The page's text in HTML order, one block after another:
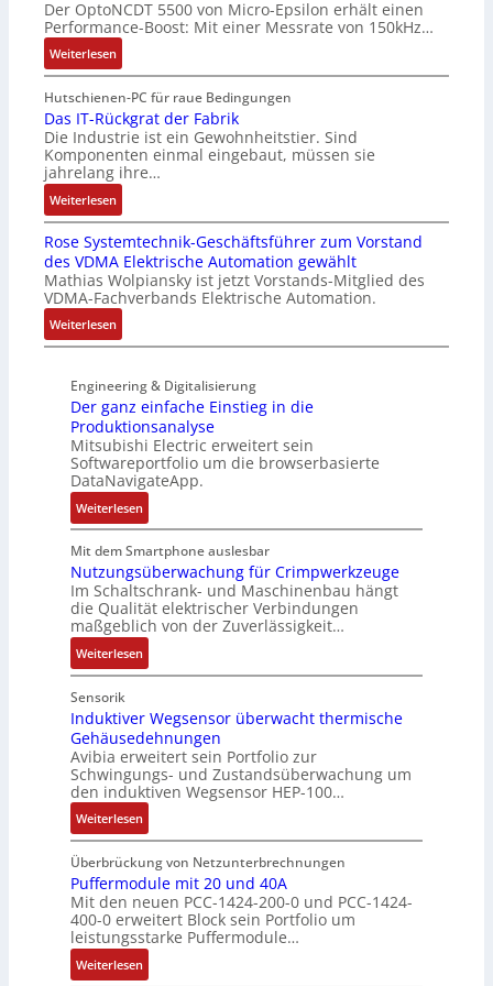
n
e
n
A
r
b
e
i
t
s
k
r
ä
f
t
e
e
s
:
Q
2
-
E
r
g
e
b
n
i
s
s
e
b
s
t
ä
t
i
g
e
n
J
a
h
r
e
s
z
i
e
l
e
r
i
e
b
s
-
u
n
d
M
a
r
k
e
t
i
n
l
e
i
t
e
r
b
e
i
S
P
N
t
t
e
r
i
e
l
o
s
e
M
u
l
t
i
t
u
n
-
K
i
t
E
n
c
o
d
e
r
Der OptoNCDT 5500 von Micro-Epsilon erhält einen
Performance-Boost: Mit einer Messrate von 150kHz…
Weiterlesen:
V
e
r
b
e
s
s
e
r
t
e
L
a
s
r
t
r
i
a
n
g
u
l
a
t
i
o
n
Hutschienen-PC für raue Bedingungen
Das IT-Rückgrat der Fabrik
Die Industrie ist ein Gewohnheitstier. Sind
Komponenten einmal eingebaut, müssen sie
jahrelang ihre…
Weiterlesen:
D
a
s
I
T
-
R
c
k
g
r
a
t
d
e
r
F
a
b
r
i
k
Rose Systemtechnik-Geschäftsführer zum Vorstand
des VDMA Elektrische Automation gewählt
Mathias Wolpiansky ist jetzt Vorstands-Mitglied des
VDMA-Fachverbands Elektrische Automation.
Weiterlesen:
R
s
e
S
y
s
t
e
m
t
e
c
h
n
i
k
-
G
e
s
c
h
ä
f
t
s
f
ü
h
r
Engineering & Digitalisierung
Der ganz einfache Einstieg in die
Produktionsanalyse
Mitsubishi Electric erweitert sein
Softwareportfolio um die browserbasierte
DataNavigateApp.
Weiterlesen:
D
e
r
g
a
n
z
e
n
f
a
c
h
e
E
i
n
s
t
i
e
Mit dem Smartphone auslesbar
Nutzungsüberwachung für Crimpwerkzeuge
Im Schaltschrank- und Maschinenbau hängt
die Qualität elektrischer Verbindungen
maßgeblich von der Zuverlässigkeit…
Weiterlesen:
N
t
z
u
n
g
s
ü
b
e
r
w
a
c
Sensorik
Induktiver Wegsensor überwacht thermische
Gehäusedehnungen
Avibia erweitert sein Portfolio zur
Schwingungs- und Zustandsüberwachung um
den induktiven Wegsensor HEP-100…
Weiterlesen:
I
n
d
u
k
t
i
Überbrückung von Netzunterbrechnungen
Puffermodule mit 20 und 40A
Mit den neuen PCC-1424-200-0 und PCC-1424-
400-0 erweitert Block sein Portfolio um
leistungsstarke Puffermodule…
Weiterlesen: